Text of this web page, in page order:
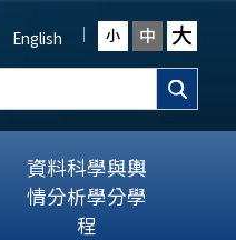
English 小 中 大
資料科學與輿
情分析學分學
程